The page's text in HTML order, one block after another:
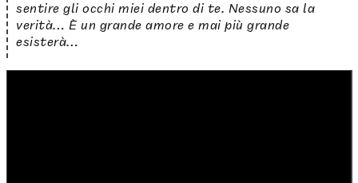
sentire gli occhi miei dentro di te. Nessuno sa la
verità… È un grande amore e mai più grande
esisterà…